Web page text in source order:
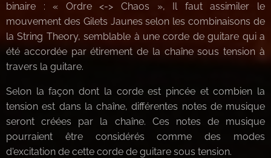
binaire : « Ordre <-> Chaos », Il faut assimiler le
mouvement des Gilets Jaunes selon les combinaisons de
la String Theory, semblable à une corde de guitare qui a
été accordée par étirement de la chaîne sous tension à
travers la guitare.
Selon la façon dont la corde est pincée et combien la
tension est dans la chaîne, différentes notes de musique
seront créées par la chaîne. Ces notes de musique
pourraient être considérés comme des modes
d'excitation de cette corde de guitare sous tension.